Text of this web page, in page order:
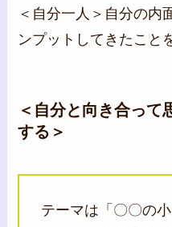
＜自分一人＞自分の内
ンプットしてきたこと
＜自分と向き合って
する＞
テーマは「〇〇の小